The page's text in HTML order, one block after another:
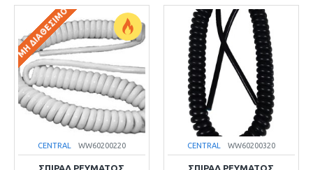
ΜΗ ΔΙΑΘΈΣΙΜΟ
CENTRAL WW60200220
ΣΠΙΡΑΛ ΡΕΥΜΑΤΟΣ
CENTRAL WW60200320
ΣΠΙΡΑΛ ΡΕΥΜΑΤΟΣ